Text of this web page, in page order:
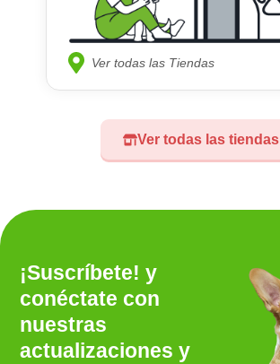
Ver todas las tiendas
Ver todas las Tiendas
¡Suscríbete! y
conéctate con
nuestras
actualizaciones y